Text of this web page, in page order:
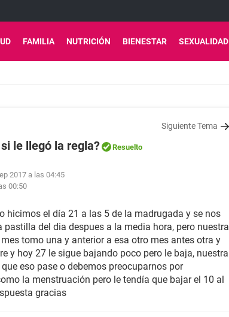
FAMILIA NUTRICIÓN BIENESTAR SEXUALIDAD
Siguiente Tema
le llegó la regla? Resuelto
2017 a las 04:45
00:50
hicimos el día 21 a las 5 de la madrugada y se nos
del dia despues a la media hora, pero nuestra
tomo una y anterior a esa otro mes antes otra y
y hoy 27 le sigue bajando poco pero le baja, nuestra
eso pase o debemos preocuparnos por
la menstruación pero le tendía que bajar el 10 al
gracias